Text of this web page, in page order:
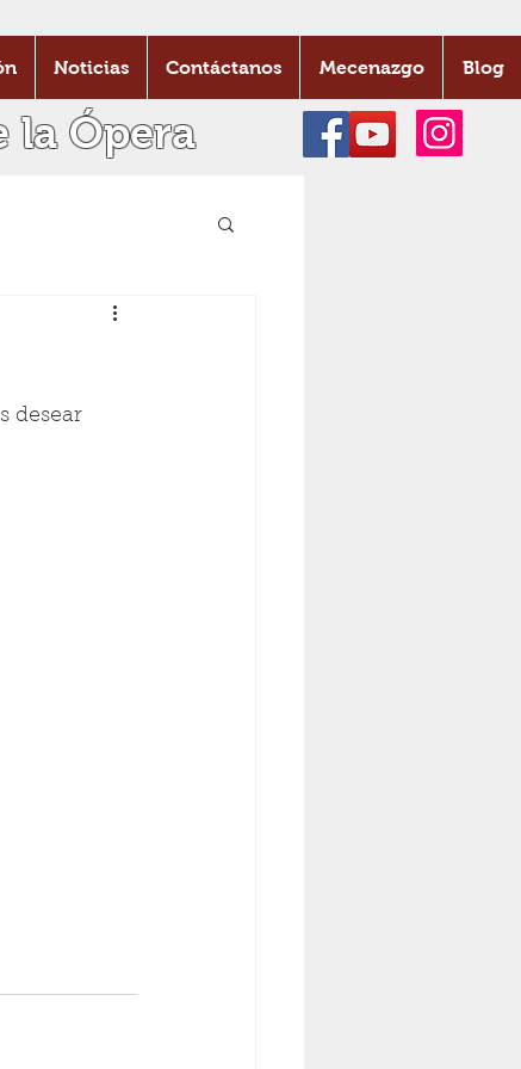
Blog
Mecenazgo
Contáctanos
Noticias
la Ópera
desear